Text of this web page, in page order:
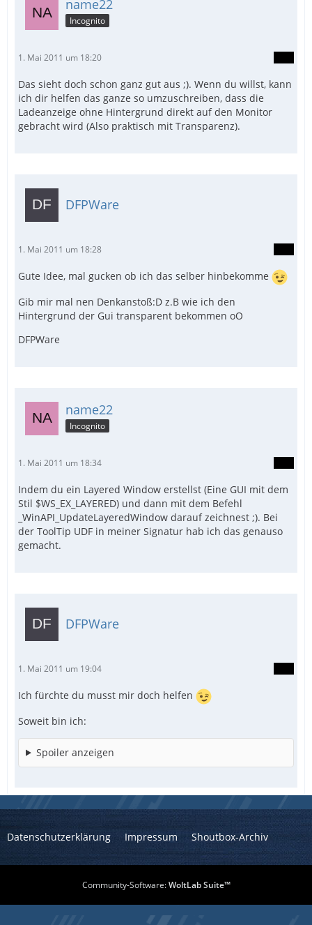
name22
Incognito
1. Mai 2011 um 18:20
Das sieht doch schon ganz gut aus ;). Wenn du willst, kann
ich dir helfen das ganze so umzuschreiben, dass die
Ladeanzeige ohne Hintergrund direkt auf den Monitor
gebracht wird (Also praktisch mit Transparenz).
DFPWare
1. Mai 2011 um 18:28
Gute Idee, mal gucken ob ich das selber hinbekomme
Gib mir mal nen Denkanstoß:D z.B wie ich den
Hintergrund der Gui transparent bekommen oO
DFPWare
name22
Incognito
1. Mai 2011 um 18:34
Indem du ein Layered Window erstellst (Eine GUI mit dem
Stil $WS_EX_LAYERED) und dann mit dem Befehl
_WinAPI_UpdateLayeredWindow darauf zeichnest ;). Bei
der ToolTip UDF in meiner Signatur hab ich das genauso
gemacht.
DFPWare
1. Mai 2011 um 19:04
Ich fürchte du musst mir doch helfen
Soweit bin ich:
Spoiler anzeigen
Datenschutzerklärung Impressum Shoutbox-Archiv
Community-Software:WoltLab Suite™